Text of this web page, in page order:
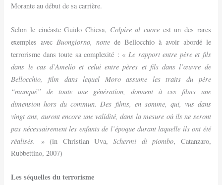
Morante au début de sa carrière.
Selon le cinéaste Guido Chiesa, Colpire al cuoreest un des rares
exemples avecBuongiorno, notte de Bellocchio à avoir abordé le
terrorisme dans toute sa complexité : «Le rapport entre père et fils
dans le cas d’Amelio et celui entre pères et fils dans l’œuvre de
Bellocchio, film dans lequel Moro assume les traits du père
“manqué” de toute une génération, donnent à ces films une
dimension hors du commun. Des films, en somme, qui, vus dans
vingt ans, auront encore une validité, dans la mesure où ils ne seront
pas nécessairement les enfants de l’époque durant laquelle ils ont été
réalisés. » (in Christian Uva,Schermi di piombo, Catanzaro,
Rubbettino, 2007)
Les séquelles du terrorisme